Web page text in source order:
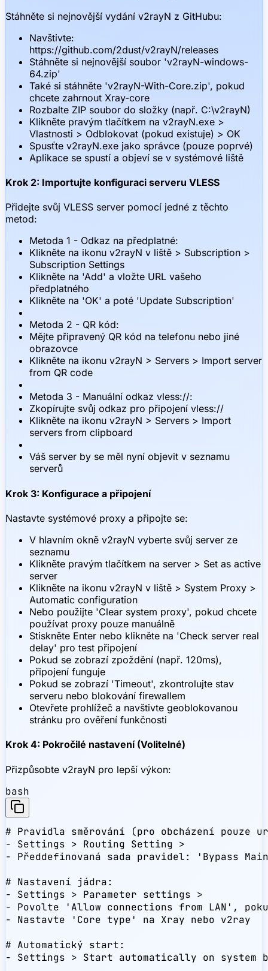
Stáhněte si nejnovější vydání v2rayN z GitHubu:
Navštivte:
https://github.com/2dust/v2rayN/releases
Stáhněte si nejnovější soubor 'v2rayN-windows-
64.zip'
Také si stáhněte 'v2rayN-With-Core.zip', pokud
chcete zahrnout Xray-core
Rozbalte ZIP soubor do složky (např. C:\v2rayN)
Klikněte pravým tlačítkem na v2rayN.exe >
Vlastnosti > Odblokovat (pokud existuje) > OK
Spusťte v2rayN.exe jako správce (pouze poprvé)
Aplikace se spustí a objeví se v systémové liště
Krok 2: Importujte konfiguraci serveru VLESS
Přidejte svůj VLESS server pomocí jedné z těchto
metod:
Metoda 1 - Odkaz na předplatné:
Klikněte na ikonu v2rayN v liště > Subscription >
Subscription Settings
Klikněte na 'Add' a vložte URL vašeho
předplatného
Klikněte na 'OK' a poté 'Update Subscription'
Metoda 2 - QR kód:
Mějte připravený QR kód na telefonu nebo jiné
obrazovce
Klikněte na ikonu v2rayN > Servers > Import server
from QR code
Metoda 3 - Manuální odkaz vless://:
Zkopírujte svůj odkaz pro připojení vless://
Klikněte na ikonu v2rayN > Servers > Import
servers from clipboard
Váš server by se měl nyní objevit v seznamu
serverů
Krok 3: Konfigurace a připojení
Nastavte systémové proxy a připojte se:
V hlavním okně v2rayN vyberte svůj server ze
seznamu
Klikněte pravým tlačítkem na server > Set as active
server
Klikněte na ikonu v2rayN v liště > System Proxy >
Automatic configuration
Nebo použijte 'Clear system proxy', pokud chcete
používat proxy pouze manuálně
Stiskněte Enter nebo klikněte na 'Check server real
delay' pro test připojení
Pokud se zobrazí zpoždění (např. 120ms),
připojení funguje
Pokud se zobrazí 'Timeout', zkontrolujte stav
serveru nebo blokování firewallem
Otevřete prohlížeč a navštivte geoblokovanou
stránku pro ověření funkčnosti
Krok 4: Pokročilé nastavení (Volitelné)
Přizpůsobte v2rayN pro lepší výkon:
bash
# Pravidla směrování (pro obcházení pouze
- Settings > Routing Setting >
- Předdefinovaná sada pravidel: 'Bypass
# Nastavení jádra:
- Settings > Parameter settings >
- Povolte 'Allow connections from LAN',
- Nastavte 'Core type' na Xray nebo v2ray
# Automatický start:
- Settings > Start automatically on system